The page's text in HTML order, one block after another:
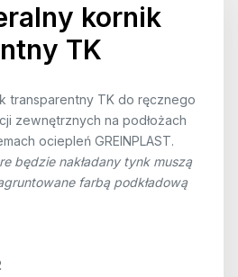
kornik
TK
transparentny TK do ręcznego
zewnętrznych na podłożach
ociepleń GREINPLAST.
będzie nakładany tynk muszą
farbą podkładową